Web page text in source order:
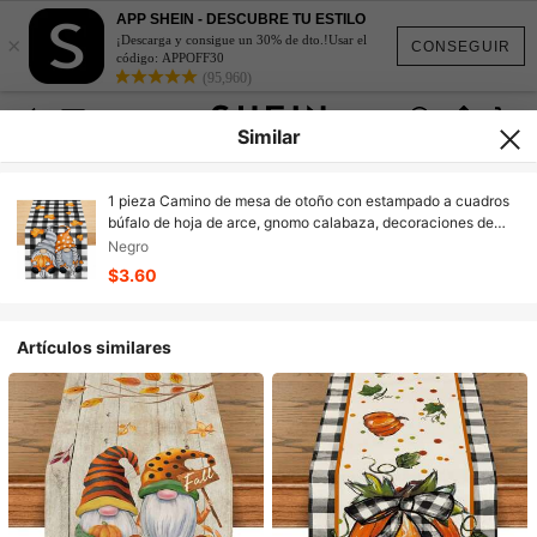
CONSEGUIR
×
APP SHEIN - DESCUBRE TU ESTILO
¡Descarga y consigue un 30% de dto.!Usar el
código: APPOFF30
(95,960)
Similar
1 pieza Camino de mesa de otoño con estampado a cuadros
búfalo de hoja de arce, gnomo calabaza, decoraciones de
otoño para mesa de cocina para fiestas en casa al aire libre
Negro
$3.60
Artículos similares